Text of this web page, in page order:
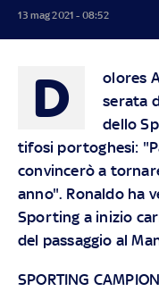
13 mag 2021 - 08:52
D
olores
serata
dello
tifosi portoghesi:
convincerò a
anno". Ronaldo ha
Sporting a inizio
del passaggio al
SPORTING